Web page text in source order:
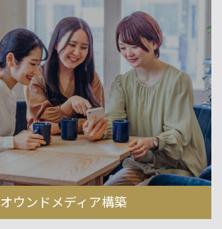
オウンドメディア構築